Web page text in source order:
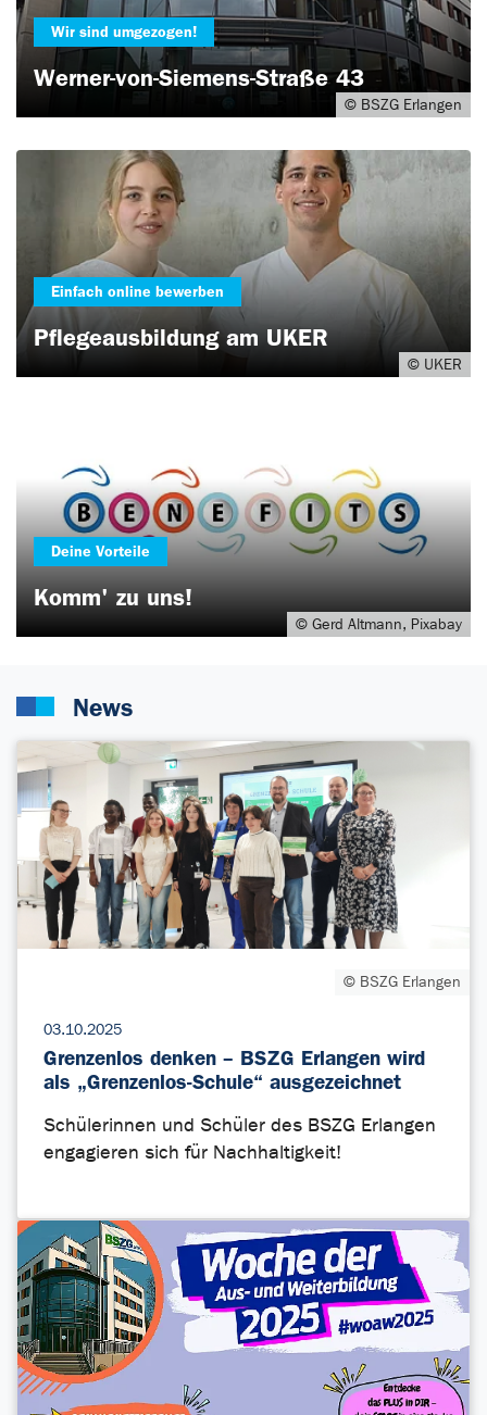
© BSZG Erlangen
Wir sind umgezogen!
Werner-von-Siemens-Straße 43
© UKER
Einfach online bewerben
Pflegeausbildung am UKER
© Gerd Altmann, Pixabay
Deine Vorteile
Komm' zu uns!
News
© BSZG Erlangen
03.10.2025
Grenzenlos denken – BSZG Erlangen wird
als „Grenzenlos-Schule“ ausgezeichnet
Schülerinnen und Schüler des BSZG Erlangen
engagieren sich für Nachhaltigkeit!